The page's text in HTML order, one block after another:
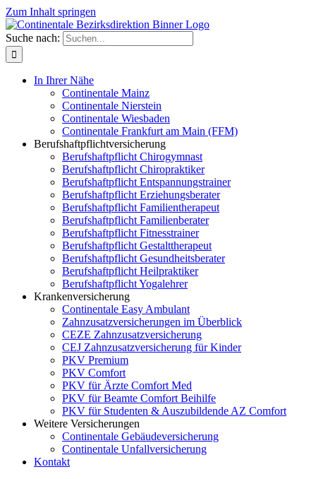
Zum Inhalt springen
Suche nach:
In Ihrer Nähe
Continentale Mainz
Continentale Nierstein
Continentale Wiesbaden
Continentale Frankfurt am Main (FFM)
Berufshaftpflichtversicherung
Berufshaftpflicht Chirogymnast
Berufshaftpflicht Chiropraktiker
Berufshaftpflicht Entspannungstrainer
Berufshaftpflicht Erziehungsberater
Berufshaftpflicht Familientherapeut
Berufshaftpflicht Familienberater
Berufshaftpflicht Fitnesstrainer
Berufshaftpflicht Gestalttherapeut
Berufshaftpflicht Gesundheitsberater
Berufshaftpflicht Heilpraktiker
Berufshaftpflicht Yogalehrer
Krankenversicherung
Continentale Easy Ambulant
Zahnzusatzversicherungen im Überblick
CEZE Zahnzusatzversicherung
CEJ Zahnzusatzversicherung für Kinder
PKV Premium
PKV Comfort
PKV für Ärzte Comfort Med
PKV für Beamte Comfort Beihilfe
PKV für Studenten & Auszubildende AZ Comfort
Weitere Versicherungen
Continentale Gebäudeversicherung
Continentale Unfallversicherung
Kontakt